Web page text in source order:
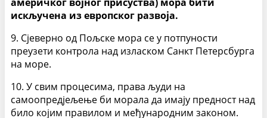
искључена из европског развоја.
9. Сјеверно од Пољске мора се у потпуности
преузети контрола над изласком Санкт Петерсбурга
на море.
10. У свим процесима, права људи на
самоопредјељење би морала да имају предност над
било којим правилом и међународним законом.